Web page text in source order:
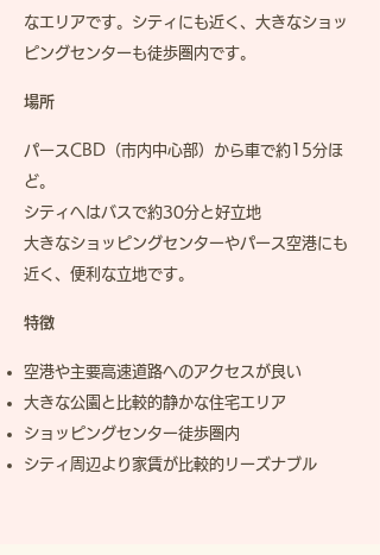
なエリアです。シティにも近く、大きなショッ
ピングセンターも徒歩圏内です。
場所
パースCBD（市内中心部）から車で約15分ほ
ど。
シティへはバスで約30分と好立地
大きなショッピングセンターやパース空港にも
近く、便利な立地です。
特徴
空港や主要高速道路へのアクセスが良い
大きな公園と比較的静かな住宅エリア
​ショッピングセンター徒歩圏内
シティ周辺より家賃が比較的リーズナブル